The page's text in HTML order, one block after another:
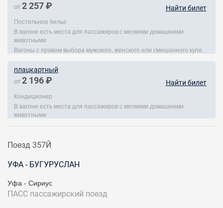
от 2 257 ₽ Найти билет
Постельное белье
В вагоне есть места для пассажиров с мелкими домашними
животными
Вагоны с правом выбора мужского, женского или смешанного купе.
плацкартный
от 2 196 ₽ Найти билет
Кондиционер
В вагоне есть места для пассажиров с мелкими домашними
животными
Поезд 357Й
УФА - БУГУРУСЛАН
Уфа - Сириус
ПАСС пассажирский поезд